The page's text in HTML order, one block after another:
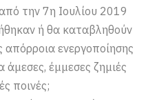
την 7η Ιουλίου 2019
ή θα καταβληθούν
ενεργοποίησης
έμμεσες ζημιές
ποινές;